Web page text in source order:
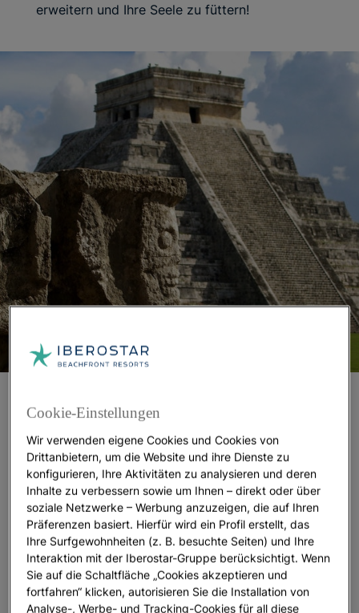
erweitern und Ihre Seele zu füttern!
Monumente Mexikos
EineReise an die Riviera Mayaist ein klares Beispiel
dafür, was es bedeutet, zwei Kurzurlaube in einem
zu verbringen. Denn in diesem Naturparadies der
mexikanischen Karibik können Sie aneinigen der
schönsten Strände der Weltabtauchen und
spazieren gehen und eineKulturtourismusReise mit
historischem Wert machen.
Wenn Sie sich für die großen Zivilisationen
Cookie-Einstellungen
Wir verwenden eigene Cookies und Cookies von
Drittanbietern, um die Website und ihre Dienste zu
konfigurieren, Ihre Aktivitäten zu analysieren und deren
Inhalte zu verbessern sowie um Ihnen – direkt oder über
soziale Netzwerke – Werbung anzuzeigen, die auf Ihren
Präferenzen basiert. Hierfür wird ein Profil erstellt, das
Ihre Surfgewohnheiten (z. B. besuchte Seiten) und Ihre
Interaktion mit der Iberostar-Gruppe berücksichtigt. Wenn
Sie auf die Schaltfläche „Cookies akzeptieren und
fortfahren“ klicken, autorisieren Sie die Installation von
Analyse-, Werbe- und Tracking-Cookies für all diese